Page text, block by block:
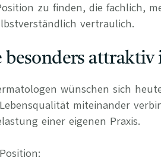
zu finden, die fachlich,
vertraulich.
besonders attraktiv
wünschen sich
miteinander
einer eigenen Praxis.